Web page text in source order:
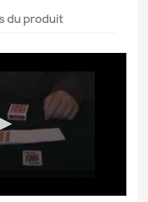
du produit